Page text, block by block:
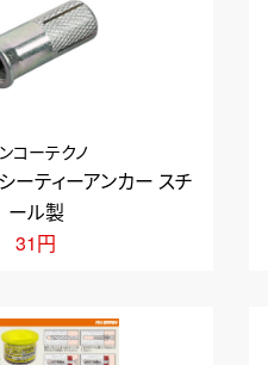
ーティーアンカー スチ
ール製
コーテクノ
31円